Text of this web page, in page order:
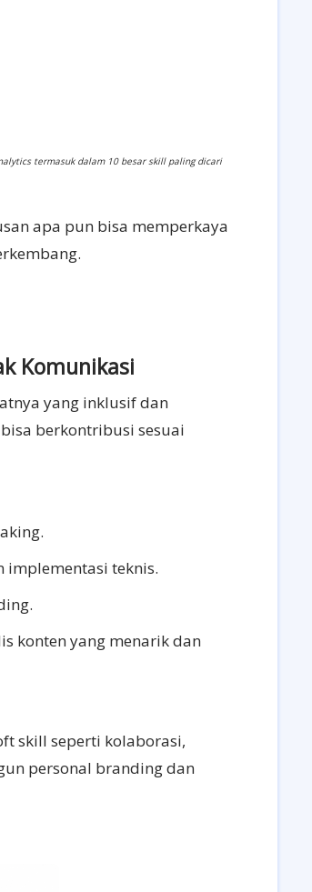
termasuk dalam 10 besar skill paling dicari
apa pun bisa memperkaya
Komunikasi
yang inklusif dan
berkontribusi sesuai
implementasi teknis.
konten yang menarik dan
skill seperti kolaborasi,
personal branding dan